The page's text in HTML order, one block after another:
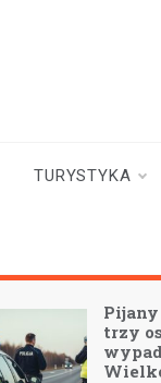
TURYSTYKA
trzy